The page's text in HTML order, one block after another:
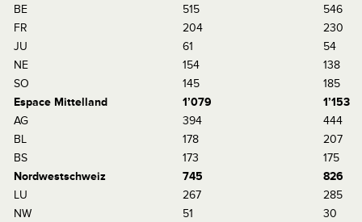
BE
515
546
FR
204
230
JU
61
54
NE
154
138
SO
145
185
Espace Mittelland
1’079
1’153
AG
394
444
BL
178
207
BS
173
175
Nordwestschweiz
745
826
LU
267
285
NW
51
30